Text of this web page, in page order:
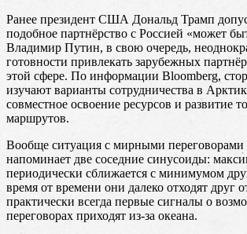
Ранее президент США Дональд Трамп
подобное партнёрство с Россией «может
Владимир Путин, в свою очередь,
готовности привлекать зарубежных
этой сфере. По информации Bloomberg,
изучают варианты сотрудничества в
совместное освоение ресурсов и развитие
маршрутов.
Вообще ситуация с мирными переговорами
напоминает две соседние синусоиды:
периодически сближается с минимумом
время от времени они далеко отходят друг
практически всегда первые сигналы о
переговорах приходят из-за океана.